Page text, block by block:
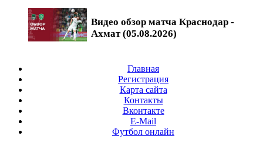
Видео обзор матча Краснодар -
Ахмат (05.08.2026)
Главная
Регистрация
Карта сайта
Контакты
Вконтакте
E-Mail
Футбол онлайн